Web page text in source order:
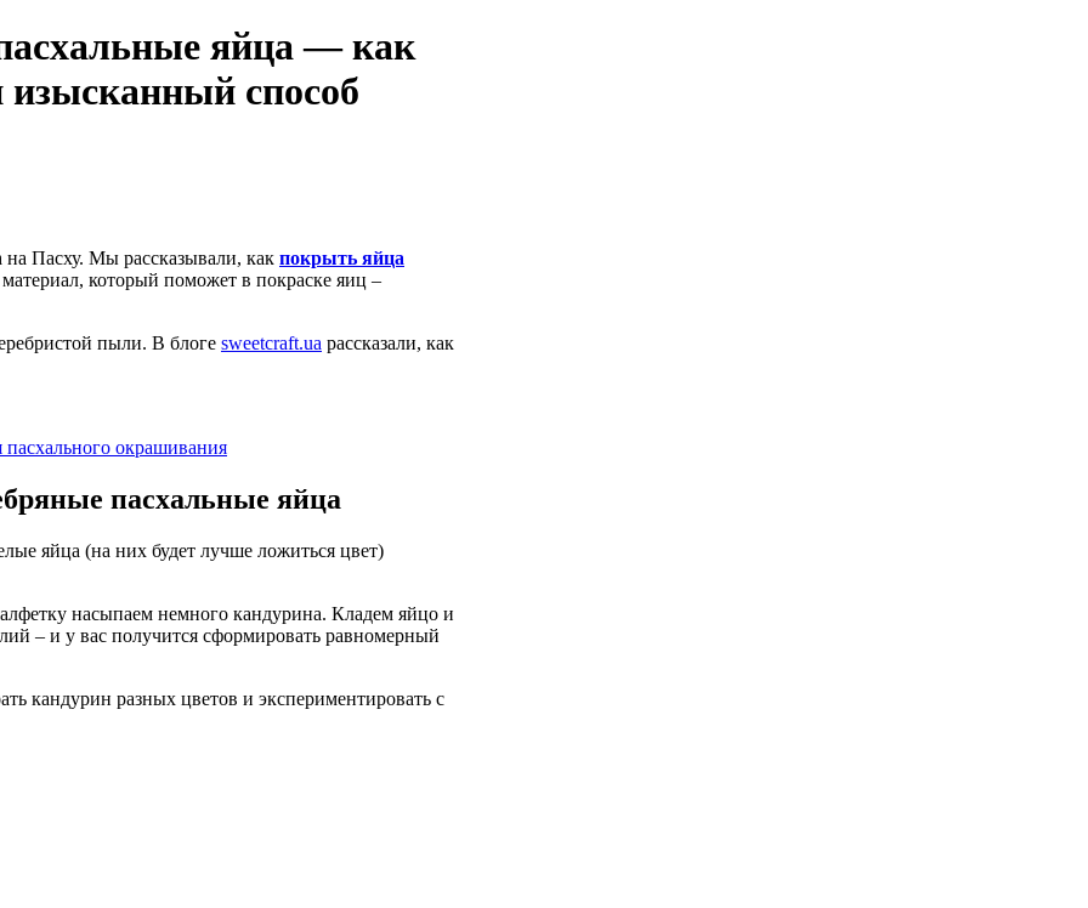
яйца — как
изысканный способ
на Пасху. Мы рассказывали, как покрыть яйца
который поможет в покраске яиц –
пыли. В блоге sweetcraft.ua рассказали, как
окрашивания
пасхальные яйца
яйца (на них будет лучше ложиться цвет)
насыпаем немного кандурина. Кладем яйцо и
– и у вас получится сформировать равномерный
кандурин разных цветов и экспериментировать с